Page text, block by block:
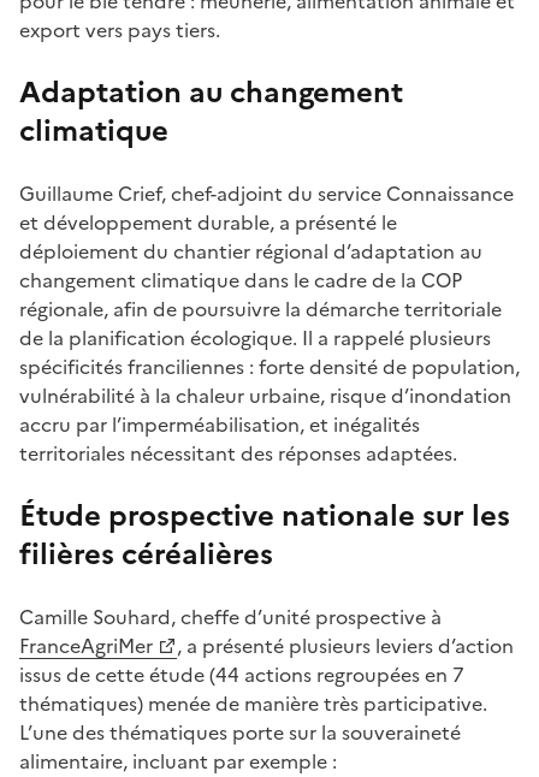
export vers pays tiers.
Adaptation au changement
climatique
Guillaume Crief, chef-adjoint du service Connaissance
et développement durable, a présenté le
déploiement du chantier régional d’adaptation au
changement climatique dans le cadre de la COP
régionale, afin de poursuivre la démarche territoriale
de la planification écologique. Il a rappelé plusieurs
spécificités franciliennes : forte densité de population,
vulnérabilité à la chaleur urbaine, risque d’inondation
accru par l’imperméabilisation, et inégalités
territoriales nécessitant des réponses adaptées.
Étude prospective nationale sur les
filières céréalières
Camille Souhard, cheffe d’unité prospective à
FranceAgriMer
, a présenté plusieurs leviers d’action
issus de cette étude (44 actions regroupées en 7
thématiques) menée de manière très participative.
L’une des thématiques porte sur la souveraineté
alimentaire, incluant par exemple :